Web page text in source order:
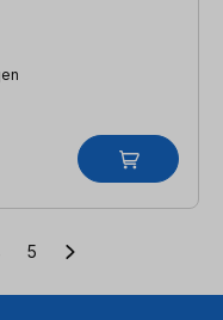
Seite
5